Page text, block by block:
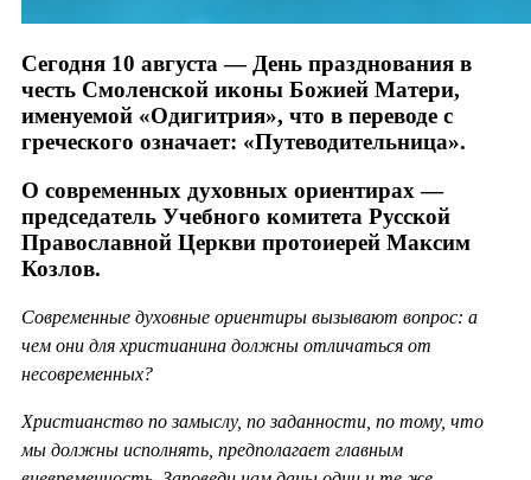
Сегодня 10 августа — День празднования в
честь Смоленской иконы Божией Матери,
именуемой «Одигитрия», что в переводе с
греческого означает: «Путеводительница».
О современных духовных ориентирах —
председатель Учебного комитета Русской
Православной Церкви протоиерей Максим
Козлов.
Современные духовные ориентиры вызывают вопрос: а
чем они для христианина должны отличаться от
несовременных?
Христианство по замыслу, по заданности, по тому, что
мы должны исполнять, предполагает главным